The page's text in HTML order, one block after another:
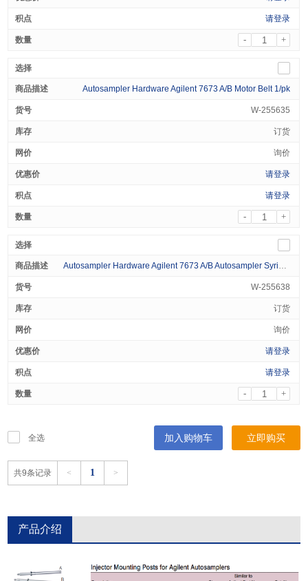
请登录
- +
Autosampler Hardware Agilent 7673 A/B Motor Belt 1/pk
W-255635
订货
询价
请登录
请登录
- +
Autosampler Hardware Agilent 7673 A/B Autosampler Syringe Pulley Belt 1/pk
W-255638
订货
询价
请登录
请登录
- +
全选 加入购物车 立即购买
共9条记录 < 1 >
产品介绍